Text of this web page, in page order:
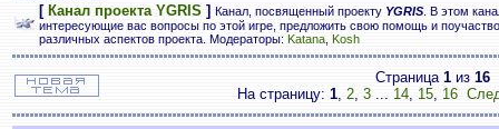
[ Канал проекта YGRIS ] Канал, посвященный проекту YGRIS . В этом
интересующие вас вопросы по этой игре, предложить свою помощь и
различных аспектов проекта. Модераторы: Katana Kosh
Страница 1из 16
На страницу: 1, 2, 3 ... 14, 15, 16